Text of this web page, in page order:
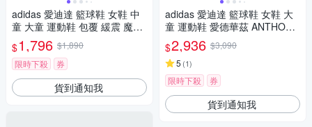
adidas 愛迪達 籃球鞋 女鞋 中
童 大童 運動鞋 包覆 緩震 魔鬼
氈 OWNTHEGAME 3.0 K 黑 JI
0393 (C5106)
$1,796 $1,890
限時下殺
券
貨到通知我
adidas 愛迪達 籃球鞋 女鞋 大
童 運動鞋 愛德華茲 ANTHONY
EDWARDS 1 J LOW 銀黑 JQ8
885
$2,936 $3,090
5 (1)
限時下殺 券
貨到通知我